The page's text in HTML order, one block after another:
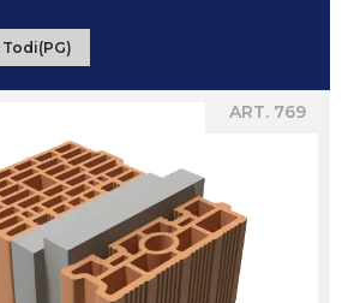
Todi(PG)
ART. 769